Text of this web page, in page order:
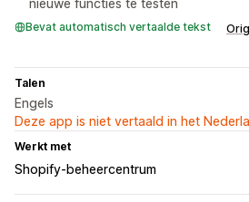
nieuwe functies te testen
Bevat automatisch vertaalde tekst
Talen
Engels
Deze app is niet vertaald in het
Werkt met
Shopify-beheercentrum